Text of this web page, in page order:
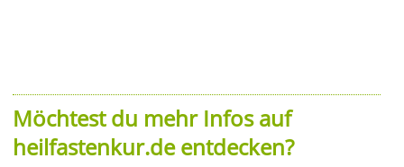
Möchtest du mehr Infos auf
heilfastenkur.de entdecken?